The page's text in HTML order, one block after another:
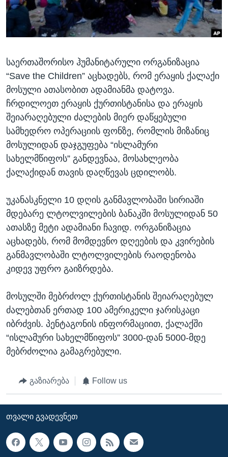
ᲡᲢᲣᲓᲘᲐ ᲕᲐᲨᲘᲜᲒᲢᲝᲜᲘ
ᲔᲙᲝᲜᲝᲛᲘᲙᲐ
ᲯᲐᲜᲛᲠᲗᲔᲚᲝᲑᲐ
ᲘᲜᲢᲔᲠᲕᲘᲣ
ᲒᲐᲚᲘᲚᲔᲝ
ᲓᲔᲖᲘᲜᲤᲝᲠᲛᲐᲪᲘᲐ
Learning English
ენები
საერთაშორისო ჰუმანიტარული ორგანიზაცია
“Save the Children” აცხადებს, რომ ერაყის ქალაქი
მოსული ათასობით ადამიანმა დატოვა.
ჩრდილოეთ ერაყის ქურთისტანისა და ერაყის
შეიარაღებული ძალების მიერ დაწყებული
სამხედრო ოპერაციის ფონზე, რომლის მიზანიც
მოსულიდან დაჯგუფება “ისლამური
სახელმწიფოს” განდევნაა, მოსახლეობა
ქალაქიდან თავის დაღწევას ცდილობს.
უკანასკნელი 10 დღის განმავლობაში სირიაში
მდებარე ლტოლვილების ბანაკში მოსულიდან 50
ათასზე მეტი ადამიანი ჩავიდ. ორგანიზაცია
აცხადებს, რომ მომდევნო დღეების და კვირების
განმავლობაში ლტოლვილების რაოდენობა
კიდევ უფრო გაიზრდება.
მოსულში მებრძოლ ქურთისტანის შეიარაღებულ
ძალებთან ერთად 100 ამერიკელი ჯარისკაცი
იბრძვის. პენტაგონის ინფორმაციით, ქალაქში
“ისლამური სახელმწიფოს” 3000-დან 5000-მდე
მებრძოლია გამაგრებული.
გაზიარება Follow us
ᲗᲕᲐᲚᲘ ᲒᲕᲐᲓᲔᲕᲜᲔᲗ